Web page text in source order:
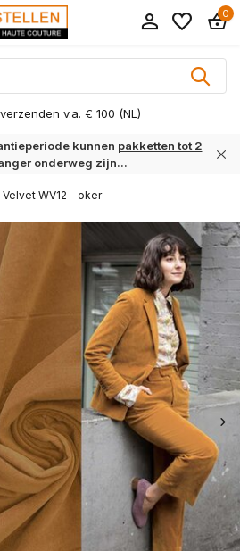
0
v.a. € 100 (NL)
kunnen pakketten tot 2
onderweg zijn...
WV12 - oker